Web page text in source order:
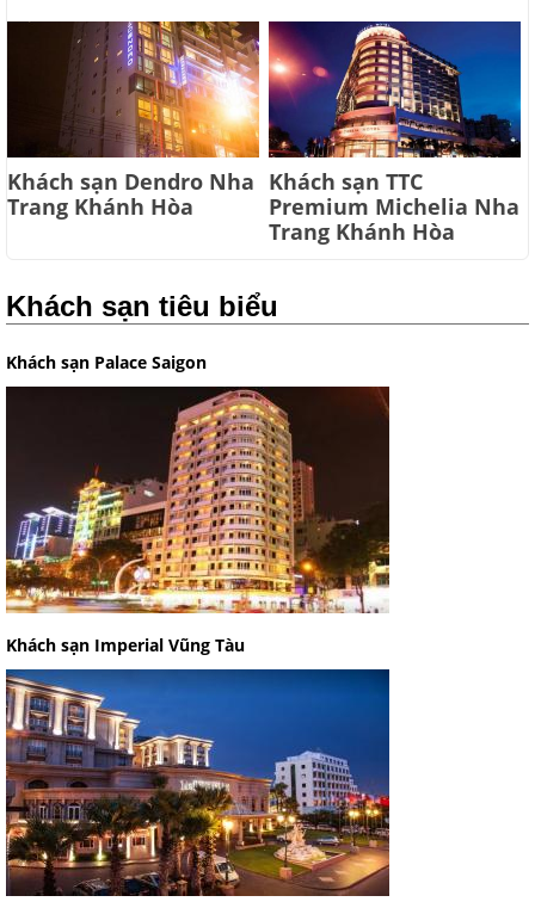
Khách sạn Dendro Nha
Trang Khánh Hòa
Khách sạn TTC
Premium Michelia Nha
Trang Khánh Hòa
Khách sạn tiêu biểu
Khách sạn Palace Saigon
Khách sạn Imperial Vũng Tàu